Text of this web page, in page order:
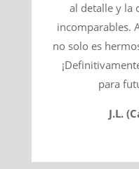
al detalle y la
incomparables.
no solo es
para
J.L.